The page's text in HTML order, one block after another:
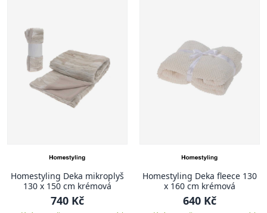
Homestyling Deka mikroplyš
130 x 150 cm krémová
740 Kč
Homestyling Deka fleece 130
x 160 cm krémová
640 Kč